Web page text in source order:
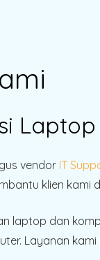
vendor IT
klien
laptop dan
Layanan